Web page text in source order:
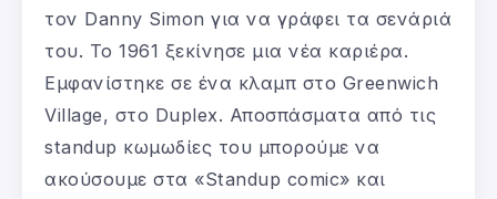
τον Danny Simon για να γράφει τα σενάριά
του. Το 1961 ξεκίνησε μια νέα καριέρα.
Εμφανίστηκε σε ένα κλαμπ στο Greenwich
Village, στο Duplex. Αποσπάσματα από τις
standup κωμωδίες του μπορούμε να
ακούσουμε στα «Standup comic» και